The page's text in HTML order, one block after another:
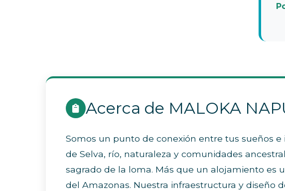
Acerca de MALOKA
Somos un punto de conexión entre tus sueños
de Selva, río, naturaleza y comunidades
sagrado de la loma. Más que un alojamiento es
del Amazonas. Nuestra infraestructura y diseño